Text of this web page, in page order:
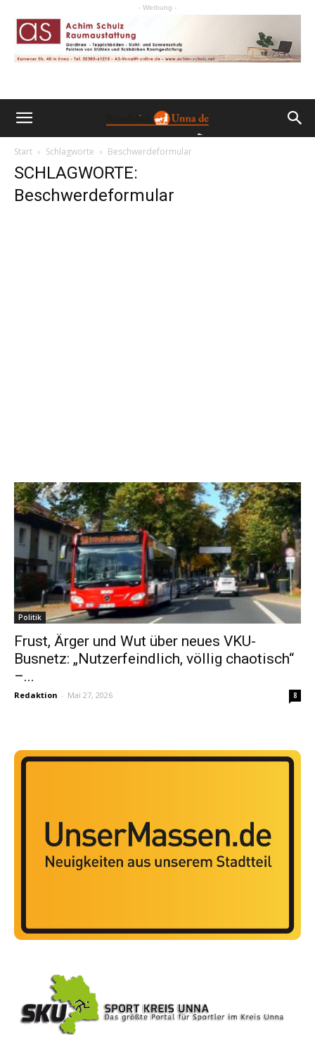
- Werbung -
Start Schlagworte Beschwerdeformular
SCHLAGWORTE:
Beschwerdeformular
Politik
Frust, Ärger und Wut über neues VKU-
Busnetz: „Nutzerfeindlich, völlig chaotisch“
–...
Redaktion - Mai 27, 2026 8